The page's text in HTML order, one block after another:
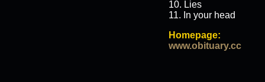
10. Lies
11. In your head
Homepage:
www.obituary.cc